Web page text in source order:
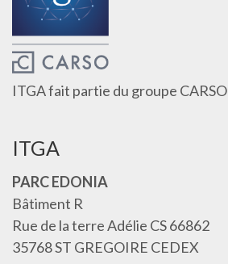
ITGA fait partie du groupe CARSO
ITGA
PARC EDONIA
Bâtiment R
Rue de la terre Adélie CS 66862
35768 ST GREGOIRE CEDEX